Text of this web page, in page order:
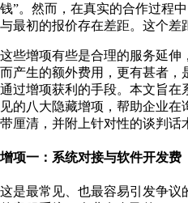
钱”。然而，在真实的合作过程
与最初的报价存在差距。这个差
这些增项有些是合理的服务延伸
而产生的额外费用，更有甚者，
通过增项获利的手段。本文旨在
见的八大隐藏增项，帮助企业
带厘清，并附上针对性的谈判话
增项一：系统对接与软件开发费
这是最常见、也最容易引发争议